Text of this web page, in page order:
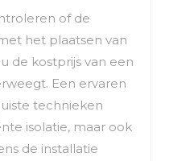
of de
het plaatsen van
de kostprijs van een
Een ervaren
technieken
isolatie, maar ook
de installatie